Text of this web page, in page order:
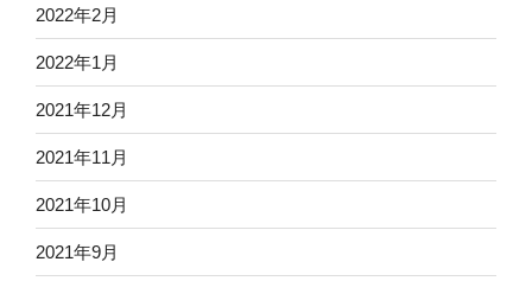
2022年2月
2022年1月
2021年12月
2021年11月
2021年10月
2021年9月